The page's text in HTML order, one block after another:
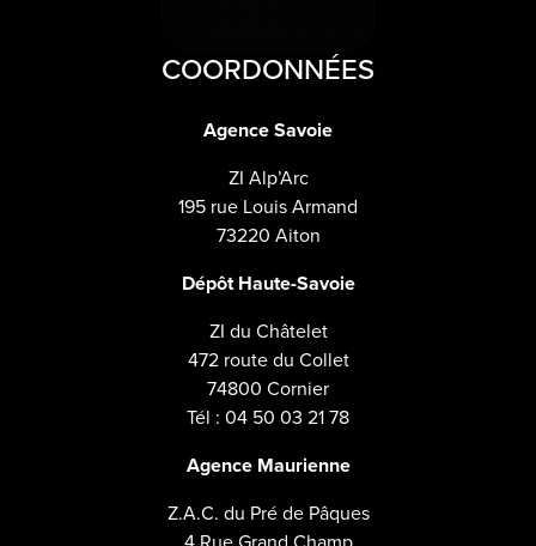
COORDONNÉES
Agence Savoie
ZI Alp’Arc
195 rue Louis Armand
73220 Aiton
Dépôt Haute-Savoie
ZI du Châtelet
472 route du Collet
74800 Cornier
Tél : 04 50 03 21 78
Agence Maurienne
Z.A.C. du Pré de Pâques